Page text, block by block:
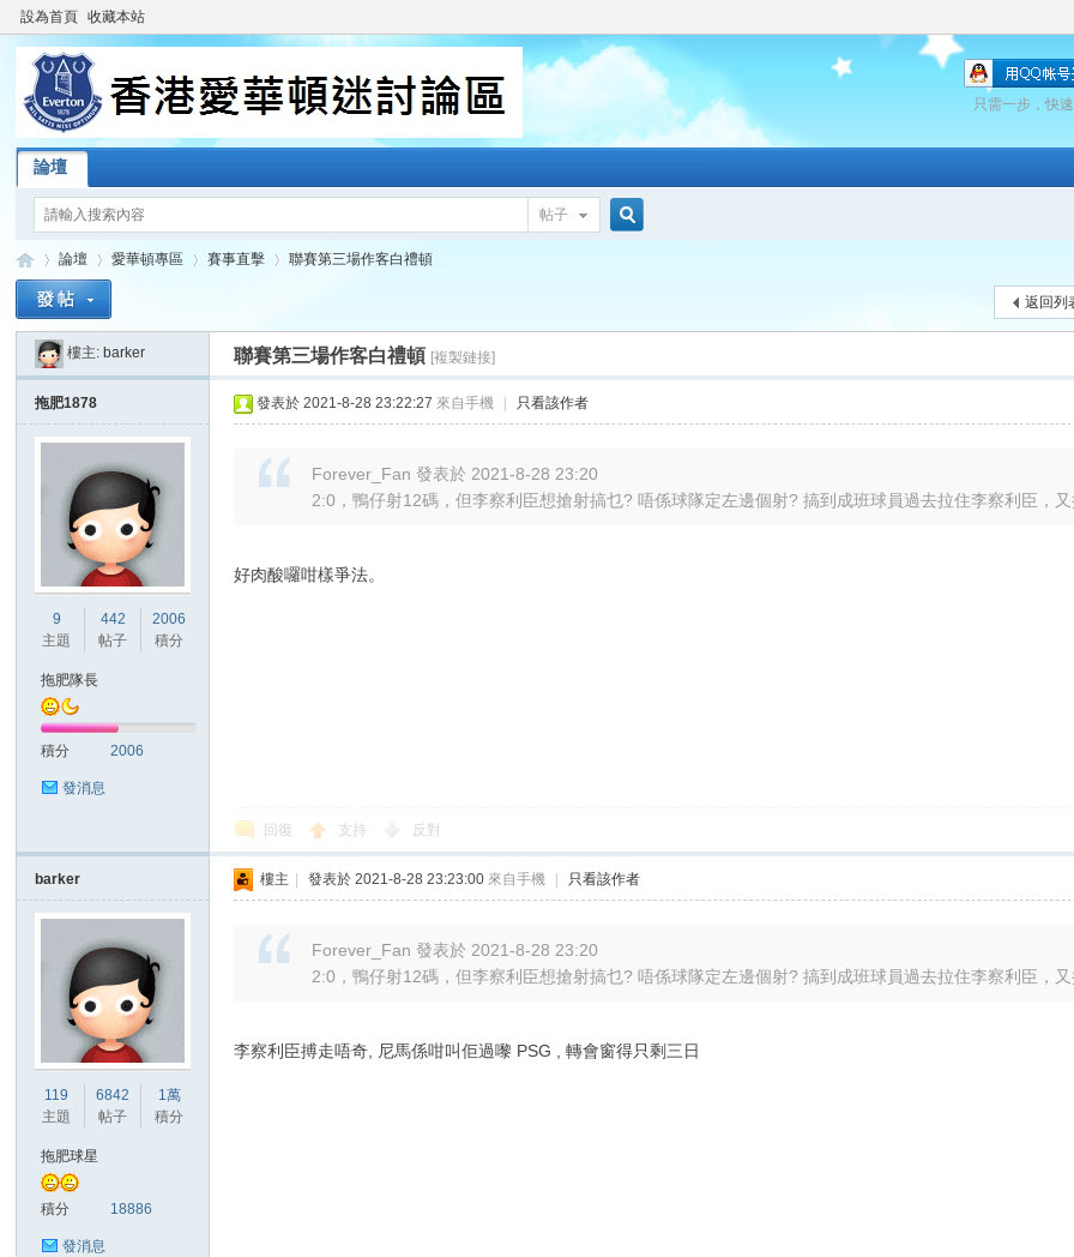
設為首頁 收藏本站
只需一步，快
論壇
帖子
»
論壇
›
愛華頓專區 賽事直擊
›
聯賽第三場作客白禮頓
返回列
樓主: barker 聯賽第三場作客白禮頓 [複製鏈接]
拖肥1878
9
主題
442
帖子
2006
積分
拖肥隊長
積分 2006
發消息
發表於 2021-8-28 23:22:27 來自手機 只看該作者
Forever_Fan 發表於 2021-8-28 23:20
2:0，鴨仔射12碼，但李察利臣想搶射搞乜? 唔係球隊定左邊個射? 搞到成班球員過去拉住李察利臣，又
好肉酸囉咁樣爭法。
回復 支持 反對
barker
119
主題
6842
帖子
1萬
積分
拖肥球星
積分 18886
發消息
樓主 發表於 2021-8-28 23:23:00 來自手機 只看該作者
Forever_Fan 發表於 2021-8-28 23:20
2:0，鴨仔射12碼，但李察利臣想搶射搞乜? 唔係球隊定左邊個射? 搞到成班球員過去拉住李察利臣，又
李察利臣搏走唔奇, 尼馬係咁叫佢過嚟 PSG , 轉會窗得只剩三日